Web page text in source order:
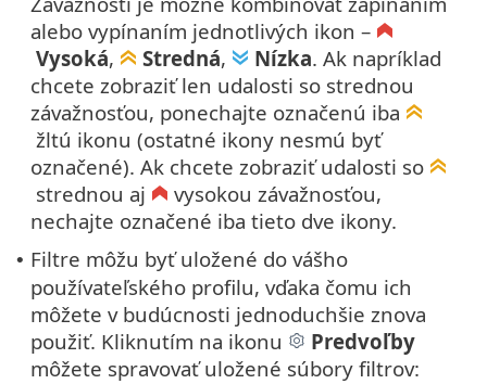
alebo vypínaním jednotlivých ikon –
Vysoká, Stredná, Nízka. Ak napríklad
chcete zobraziť len udalosti so strednou
závažnosťou, ponechajte označenú iba
žltú ikonu (ostatné ikony nesmú byť
označené). Ak chcete zobraziť udalosti so
strednou aj
vysokou závažnosťou,
nechajte označené iba tieto dve ikony.
• Filtre môžu byť uložené do vášho
používateľského profilu, vďaka čomu ich
môžete v budúcnosti jednoduchšie znova
použiť. Kliknutím na ikonu
Predvoľby
môžete spravovať uložené súbory filtrov: